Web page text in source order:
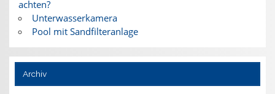
achten?
Unterwasserkamera
Pool mit Sandfilteranlage
Archiv